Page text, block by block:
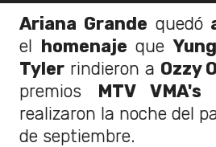
Ariana Grande quedó
el homenaje que
Tyler rindieron a Ozzy
premios MTV VMA's
realizaron la noche del
de septiembre.